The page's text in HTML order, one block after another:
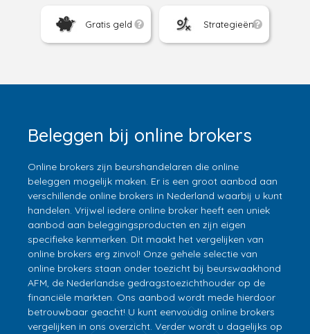
Gratis geld Strategieën
Beleggen bij online brokers
Online brokers zijn beurshandelaren die online
beleggen mogelijk maken. Er is een groot aanbod aan
verschillende online brokers in Nederland waarbij u kunt
handelen. Vrijwel iedere online broker heeft een uniek
aanbod aan beleggingsproducten en zijn eigen
specifieke kenmerken. Dit maakt het vergelijken van
online brokers erg zinvol! Onze gehele selectie van
online brokers staan onder toezicht bij beurswaakhond
AFM, de Nederlandse gedragstoezichthouder op de
financiële markten. Ons aanbod wordt mede hierdoor
betrouwbaar geacht! U kunt eenvoudig online brokers
vergelijken in ons overzicht. Verder wordt u dagelijks op